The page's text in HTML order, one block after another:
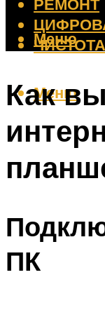
РЕМОНТ
Меню
Меню
Как
ПК